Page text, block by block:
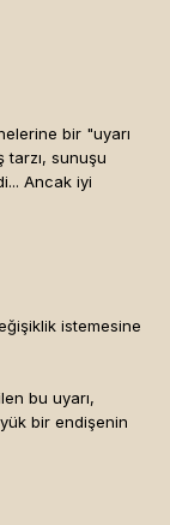
bir "uyarı
tarzı, sunuşu
Ancak iyi
istemesine
bu uyarı,
bir endişenin